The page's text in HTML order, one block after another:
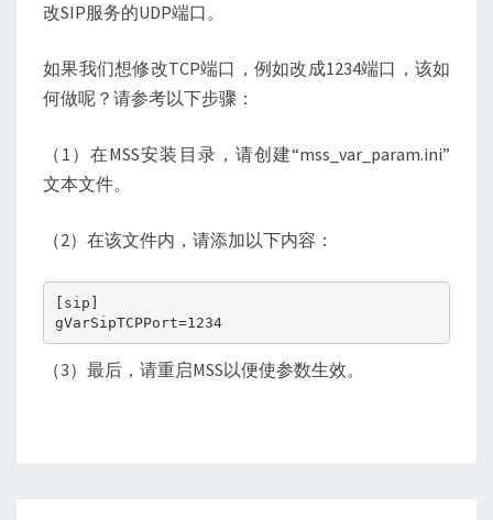
改SIP服务的UDP端口。
如果我们想修改TCP端口，例如改成1234端口，该如
何做呢？请参考以下步骤：
（1）在MSS安装目录，请创建“mss_var_param.ini”
文本文件。
（2）在该文件内，请添加以下内容：
[sip]
gVarSipTCPPort=1234
（3）最后，请重启MSS以便使参数生效。